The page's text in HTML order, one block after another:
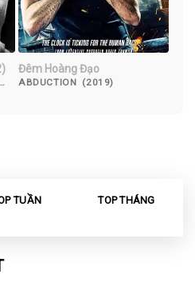
Đêm Hoàng Đạo
ABDUCTION (2019)
TUẦN TOP THÁNG